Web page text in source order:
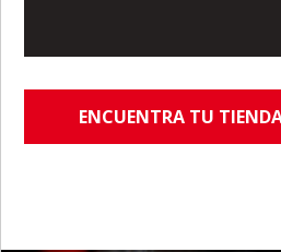
ENCUENTRA TU